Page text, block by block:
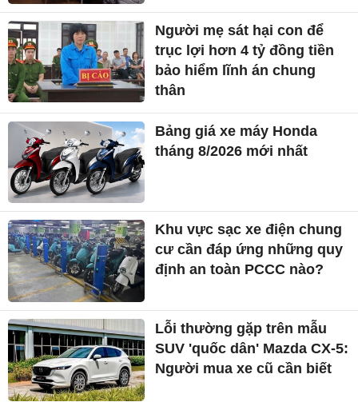
Người mẹ sát hại con để
trục lợi hơn 4 tỷ đồng tiền
bảo hiểm lĩnh án chung
thân
Bảng giá xe máy Honda
tháng 8/2026 mới nhất
Khu vực sạc xe điện chung
cư cần đáp ứng những quy
định an toàn PCCC nào?
Lỗi thường gặp trên mẫu
SUV 'quốc dân' Mazda CX-5:
Người mua xe cũ cần biết